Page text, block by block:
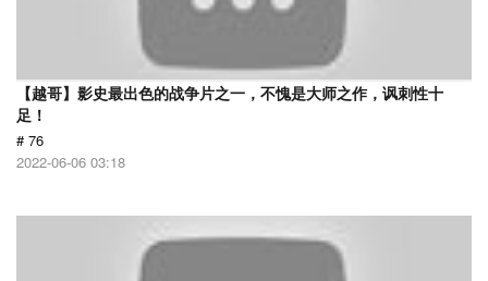
【越哥】影史最出色的战争片之一，不愧是大师之作，讽刺性十
足！
# 76
2022-06-06 03:18